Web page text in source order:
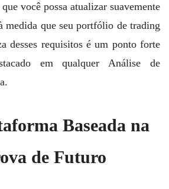
você possa atualizar suavemente
medida que seu portfólio de trading
desses requisitos é um ponto forte
em qualquer Análise de
Baseada na
de Futuro